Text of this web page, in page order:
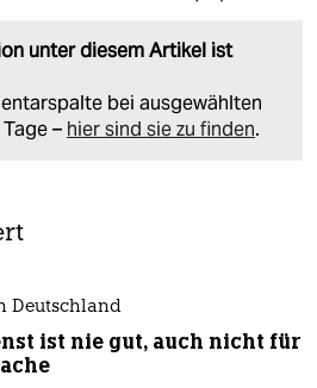
unter diesem Artikel ist
bei ausgewählten
– hier sind sie zu finden.
Deutschland
ist nie gut, auch nicht für